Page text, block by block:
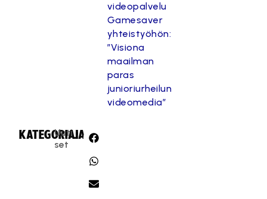
videopalvelu
Gamesaver
yhteistyöhön:
”Visiona
maailman
paras
junioriurheilun
videomedia”
KATEGORIA:
Uuti
set
JAA: